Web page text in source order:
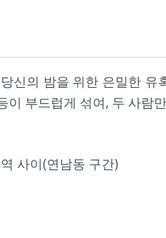
신의 밤을 위한 은밀한
부드럽게 섞여, 두 사
사이(연남동 구간)